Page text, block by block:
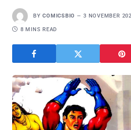
BY COMICSBIO 3 NOVEMBER
8 MINS READ